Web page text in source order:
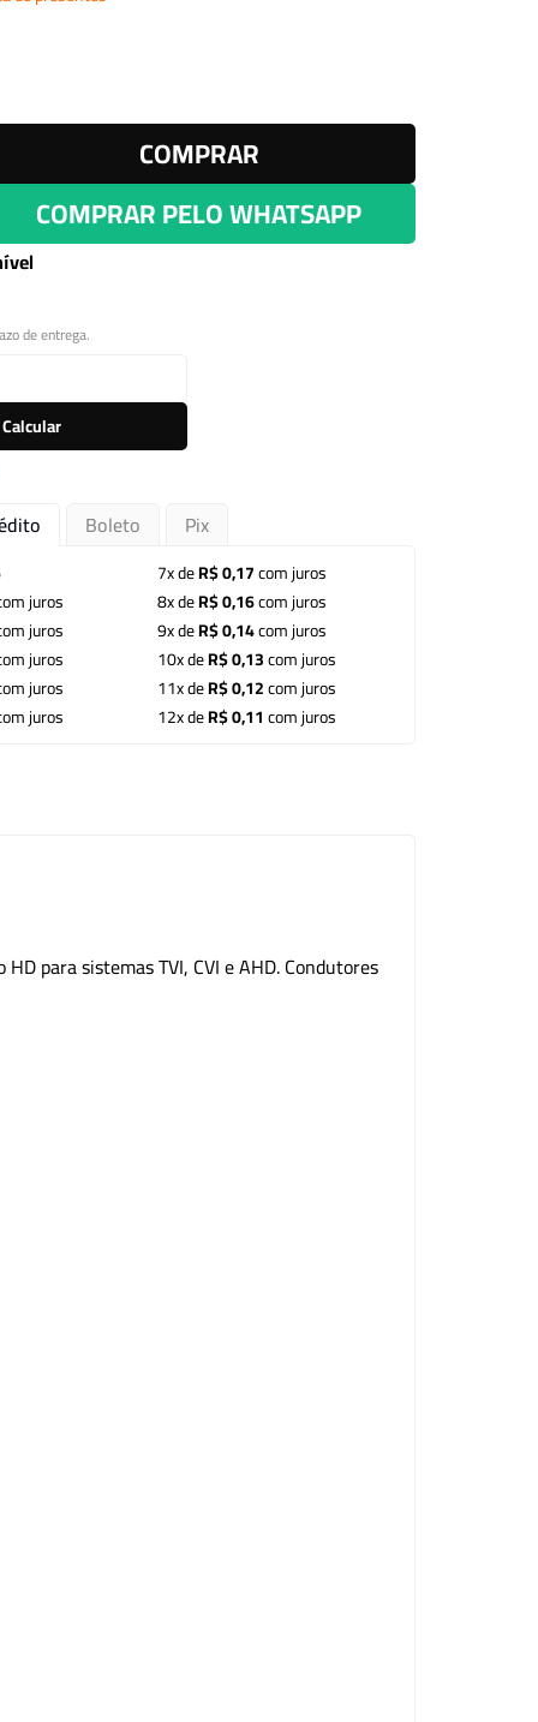
COMPRAR
COMPRAR PELO WHATSAPP
de entrega.
Calcular
Boleto Pix
juros
juros
juros
juros
juros
7x deR$ 0,17com juros
8x deR$ 0,16com juros
9x deR$ 0,14com juros
10x deR$ 0,13com juros
11x deR$ 0,12com juros
12x deR$ 0,11com juros
para sistemas TVI, CVI e AHD. Condutores